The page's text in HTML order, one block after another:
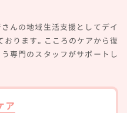
んの地域生活支援としてデイ
ります。こころのケアから復
専門のスタッフがサポートし
ア